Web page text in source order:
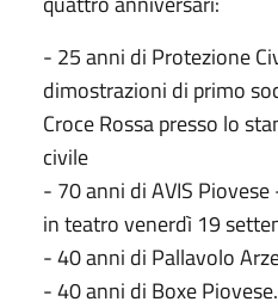
- 25 anni di Protezione
dimostrazioni di primo
Croce Rossa presso lo
civile
- 70 anni di AVIS
in teatro venerdì 19
- 40 anni di Pallavolo
- 40 anni di Boxe Piovese.